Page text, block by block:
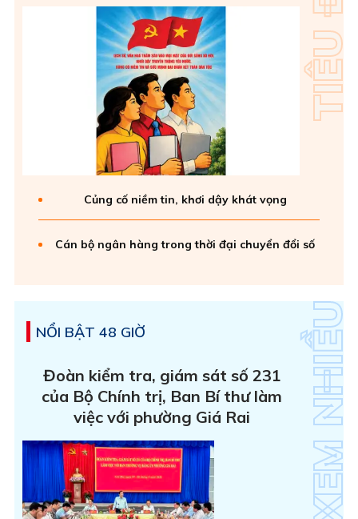
Củng cố niềm tin, khơi dậy khát vọng
Cán bộ ngân hàng trong thời đại chuyển đổi số
NỔI BẬT 48 GIỜ
Đoàn kiểm tra, giám sát số 231
của Bộ Chính trị, Ban Bí thư làm
việc với phường Giá Rai